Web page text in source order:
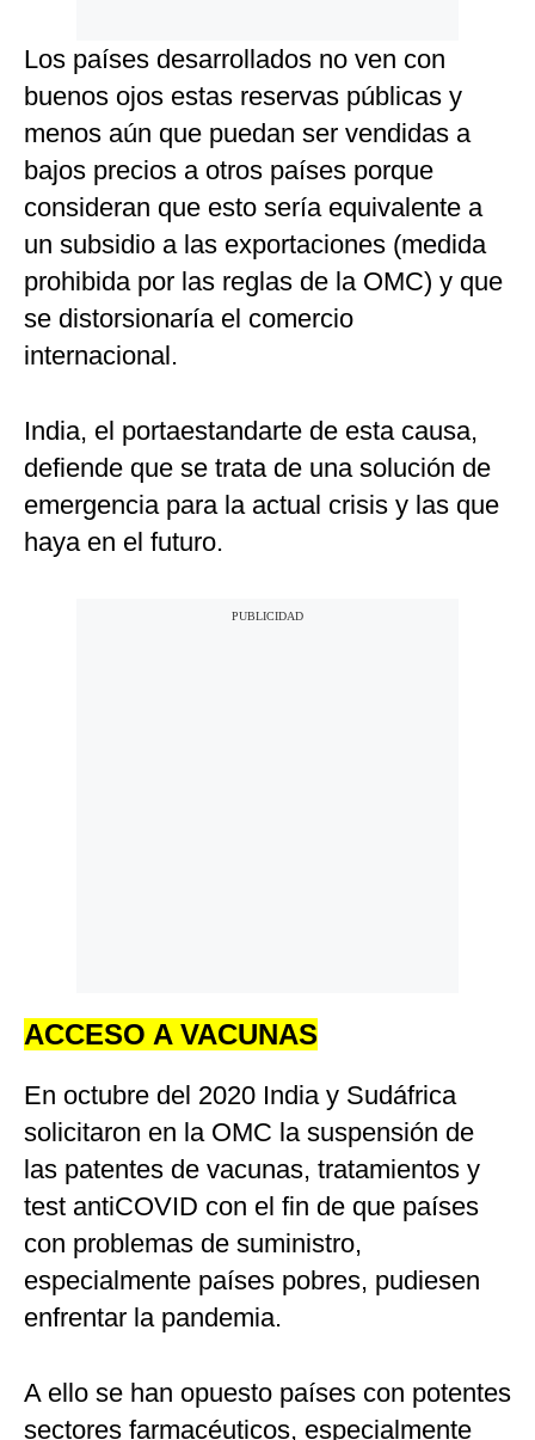
Los países desarrollados no ven con
buenos ojos estas reservas públicas y
menos aún que puedan ser vendidas a
bajos precios a otros países porque
consideran que esto sería equivalente a
un subsidio a las exportaciones (medida
prohibida por las reglas de la OMC) y que
se distorsionaría el comercio
internacional.
India, el portaestandarte de esta causa,
defiende que se trata de una solución de
emergencia para la actual crisis y las que
haya en el futuro.
ACCESO A VACUNAS
En octubre del 2020 India y Sudáfrica
solicitaron en la OMC la suspensión de
las patentes de vacunas, tratamientos y
test antiCOVID con el fin de que países
con problemas de suministro,
especialmente países pobres, pudiesen
enfrentar la pandemia.
A ello se han opuesto países con potentes
sectores farmacéuticos, especialmente